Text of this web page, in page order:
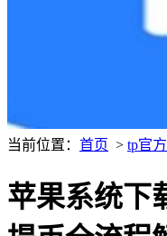
当前位置： 首页 > tp官
苹果系统下